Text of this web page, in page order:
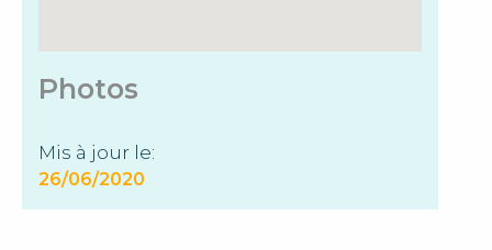
Photos
Mis à jour le:
26/06/2020